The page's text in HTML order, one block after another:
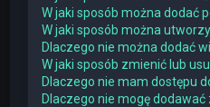
W jaki sposób można dodać
W jaki sposób można
Dlaczego nie można dodać
W jaki sposób zmienić lub
Dlaczego nie mam dostępu
Dlaczego nie mogę dodawać